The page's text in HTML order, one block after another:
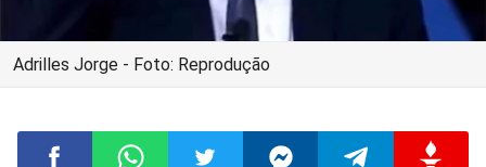
Adrilles Jorge - Foto: Reprodução